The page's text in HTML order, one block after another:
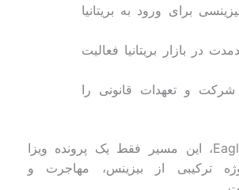
برای ورود به بریتانیا
در بازار بریتانیا فعالیت
شرکت و تعهدات قانونی را
برای Eagler Group، این مسیر فقط یک پرونده ویزا
ترکیبی از بیزینس، مهاجرت و